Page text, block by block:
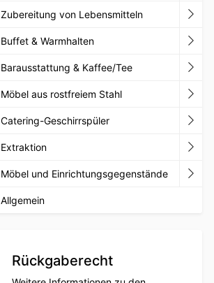
Zubereitung von Lebensmitteln
Buffet & Warmhalten
Barausstattung & Kaffee/Tee
Möbel aus rostfreiem Stahl
Catering-Geschirrspüler
Extraktion
Möbel und Einrichtungsgegenstände
Allgemein
Rückgaberecht